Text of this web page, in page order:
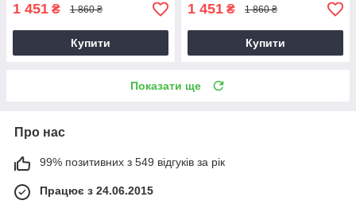
1 451 ₴ 1 860 ₴
Купити
1 451 ₴ 1 860 ₴
Купити
Показати ще
Про нас
99% позитивних з 549 відгуків за рік
Працює з 24.06.2015